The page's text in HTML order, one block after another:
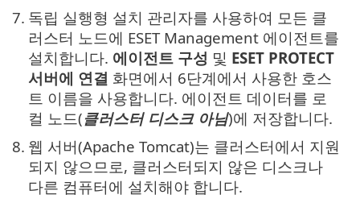
7. 독립 실행형 설치 관리자를 사용하여 모든 클
러스터 노드에 ESET Management 에이전트를
설치합니다. 에이전트 구성 및 ESET PROTECT
서버에 연결 화면에서 6단계에서 사용한 호스
트 이름을 사용합니다. 에이전트 데이터를 로
컬 노드(클러스터 디스크 아님)에 저장합니다.
8. 웹 서버(Apache Tomcat)는 클러스터에서 지원
되지 않으므로, 클러스터되지 않은 디스크나
다른 컴퓨터에 설치해야 합니다.